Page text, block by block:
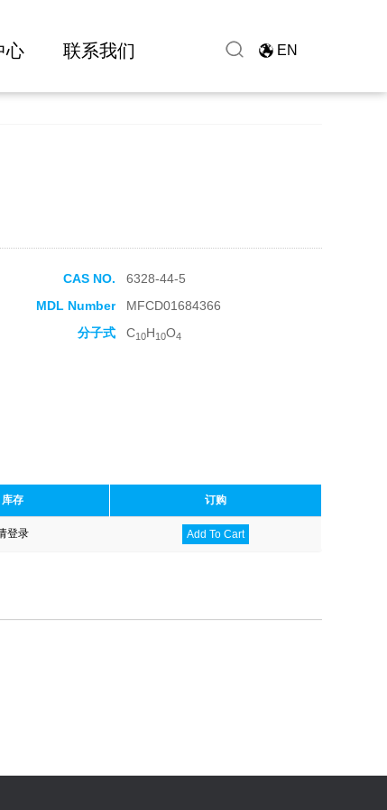
心 联系我们 EN
CAS NO.
6328-44-5
MDL Number
MFCD01684366
分子式 C10H10O4
库存 订购
登录 Add To Cart